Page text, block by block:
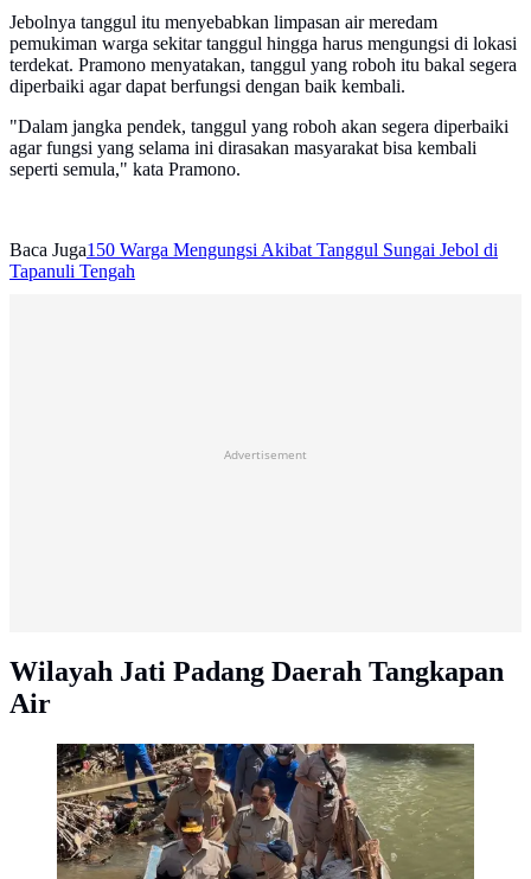
Jebolnya tanggul itu menyebabkan limpasan air meredam
pemukiman warga sekitar tanggul hingga harus mengungsi di lokasi
terdekat. Pramono menyatakan, tanggul yang roboh itu bakal segera
diperbaiki agar dapat berfungsi dengan baik kembali.
"Dalam jangka pendek, tanggul yang roboh akan segera diperbaiki
agar fungsi yang selama ini dirasakan masyarakat bisa kembali
seperti semula," kata Pramono.
Baca Juga150 Warga Mengungsi Akibat Tanggul Sungai Jebol di
Tapanuli Tengah
Advertisement
Wilayah Jati Padang Daerah Tangkapan
Air